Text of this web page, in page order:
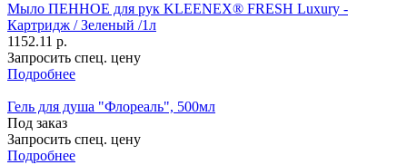
Мыло ПЕННОЕ для рук KLEENEX® FRESH Luxury -
Картридж / Зеленый /1л
1152.11 р.
Запросить спец. цену
Подробнее
Гель для душа "Флореаль", 500мл
Под заказ
Запросить спец. цену
Подробнее